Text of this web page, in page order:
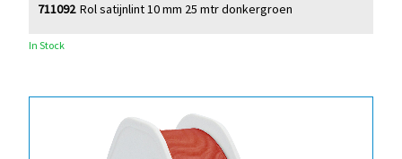
Rol satijnlint 10 mm 25 mtr donkergroen
711092
In Stock